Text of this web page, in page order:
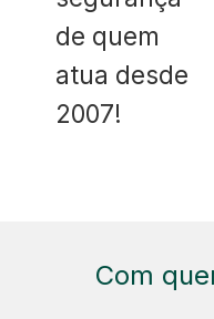
de quem
atua desde
2007!
Com